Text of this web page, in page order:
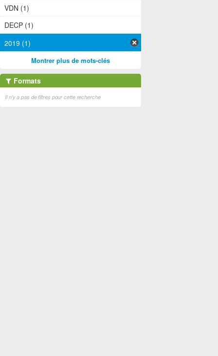
VDN (1)
DECP (1)
2019 (1)
Montrer plus de mots-clés
Formats
Il n'y a pas de filtres pour cette recherche